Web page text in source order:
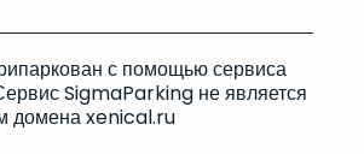
с помощью сервиса
SigmaParking не является
домена xenical.ru